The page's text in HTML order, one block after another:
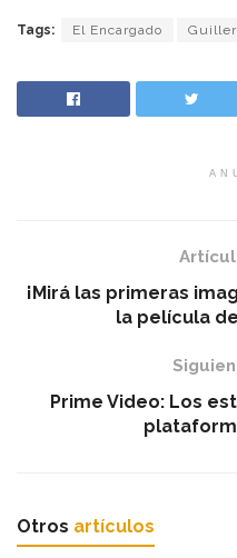
Tags: El Encargado
¡Mirá las primeras
la película
Prime Video: Los
Otros artículos